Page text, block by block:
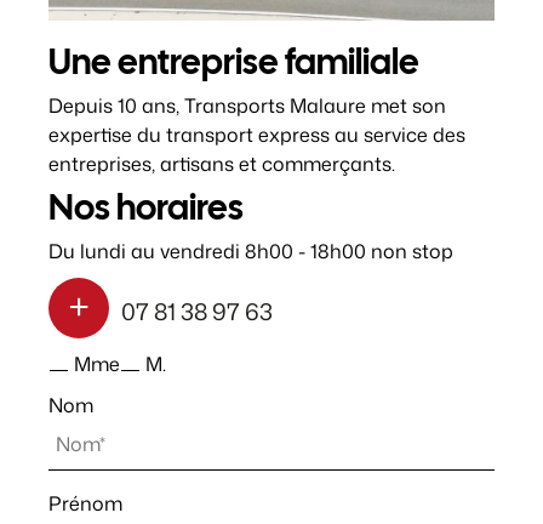
Une entreprise familiale
Depuis 10 ans, Transports Malaure met son
expertise du transport express au service des
entreprises, artisans et commerçants.
Nos horaires
Du lundi au vendredi 8h00 - 18h00 non stop
07 81 38 97 63
Mme
M.
Nom
Prénom